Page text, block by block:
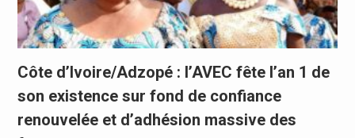
Côte d’Ivoire/Adzopé : l’AVEC fête l’an 1 de
son existence sur fond de confiance
renouvelée et d’adhésion massive des